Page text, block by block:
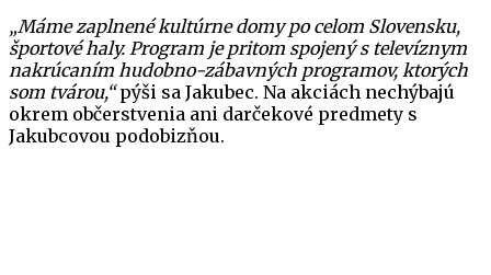
„Máme zaplnené kultúrne domy po celom Slovensku,
športové haly. Program je pritom spojený s televíznym
nakrúcaním hudobno-zábavných programov, ktorých
som tvárou,“pýši sa Jakubec. Na akciách nechýbajú
okrem občerstvenia ani darčekové predmety s
Jakubcovou podobizňou.